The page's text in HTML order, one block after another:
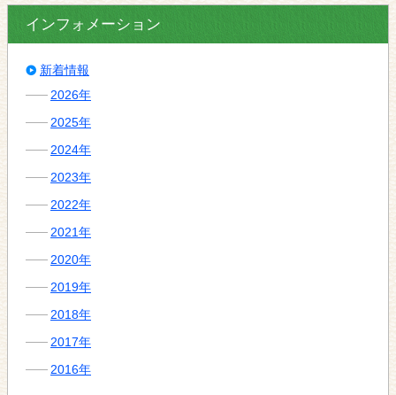
インフォメーション
新着情報
2026年
2025年
2024年
2023年
2022年
2021年
2020年
2019年
2018年
2017年
2016年